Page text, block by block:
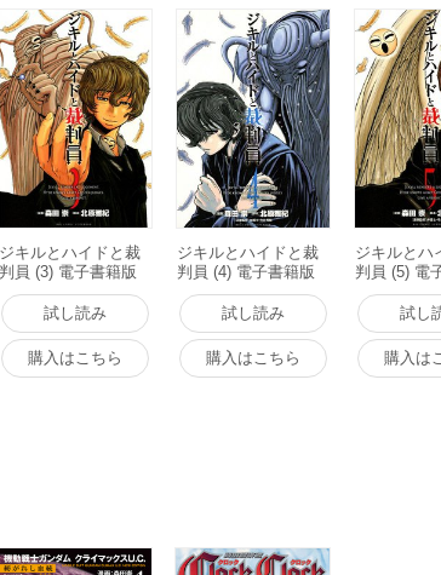
ジキルとハイドと裁
判員 (3) 電子書籍版
試し読み
購入はこちら
ジキルとハイドと裁
判員 (4) 電子書籍版
試し読み
購入はこちら
ジキルとハ
判員 (5) 電
試し
購入は